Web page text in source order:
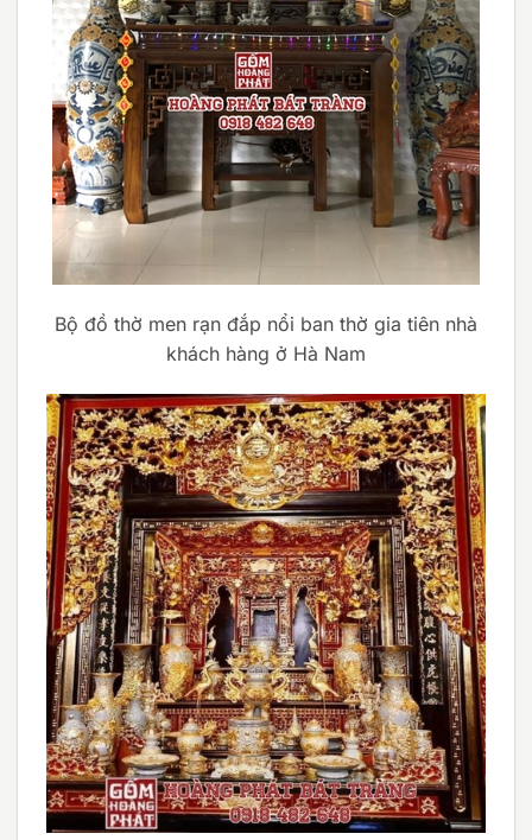
Bộ đồ thờ men rạn đắp nổi ban thờ gia tiên nhà
khách hàng ở Hà Nam